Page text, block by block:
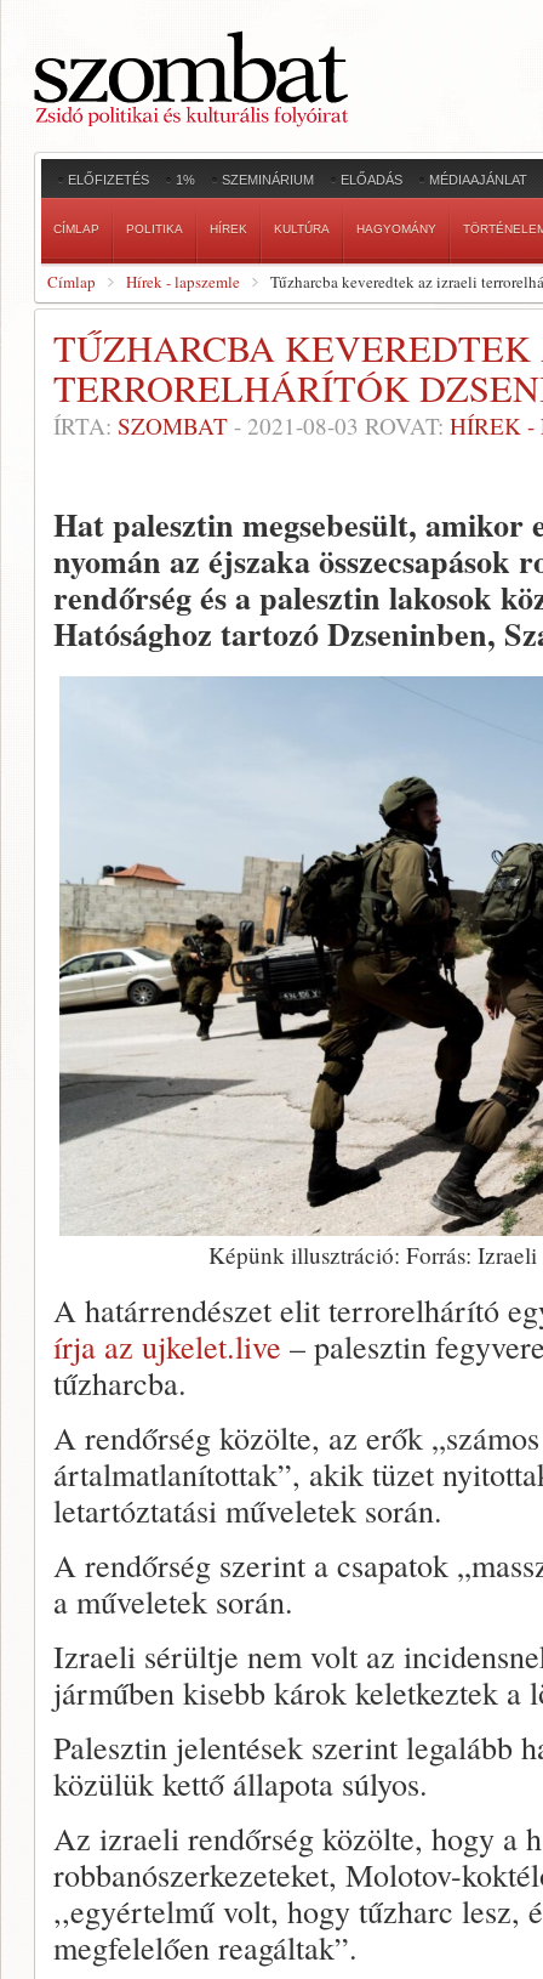
ELŐFIZETÉS 1% SZEMINÁRIUM ELŐADÁS MÉDIAAJÁNLAT
CÍMLAP POLITIKA HÍREK KULTÚRA HAGYOMÁNY
Címlap Hírek - lapszemle Tűzharcba keveredtek az izraeli
TŰZHARCBA
TERRORELHÁRÍTÓK
ÍRTA: SZOMBAT - 2021-08-03 ROVAT: HÍREK -
Hat palesztin megsebesült, amikor
nyomán az éjszaka
rendőrség és a palesztin lakosok
Hatósághoz tartozó Dzseninben,
Képünk illusztráció: Forrás:
A határrendészet elit terrorelhárító
írja az ujkelet.live – palesztin
tűzharcba.
A rendőrség közölte, az erők
ártalmatlanítottak”, akik tüzet
letartóztatási műveletek során.
A rendőrség szerint a csapatok
a műveletek során.
Izraeli sérültje nem volt az
járműben kisebb károk keletkeztek a
Palesztin jelentések szerint legalább
közülük kettő állapota súlyos.
Az izraeli rendőrség közölte, hogy a
robbanószerkezeteket, Molotov-
,,egyértelmű volt, hogy tűzharc lesz,
megfelelően reagáltak”.